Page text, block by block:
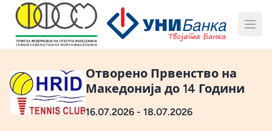
Отворено Првенство на
Македонија до 14 Години
16.07.2026 - 18.07.2026